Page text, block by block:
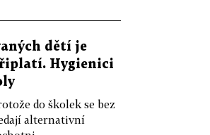
dětí je
Hygienici
do školek se bez
alternativní